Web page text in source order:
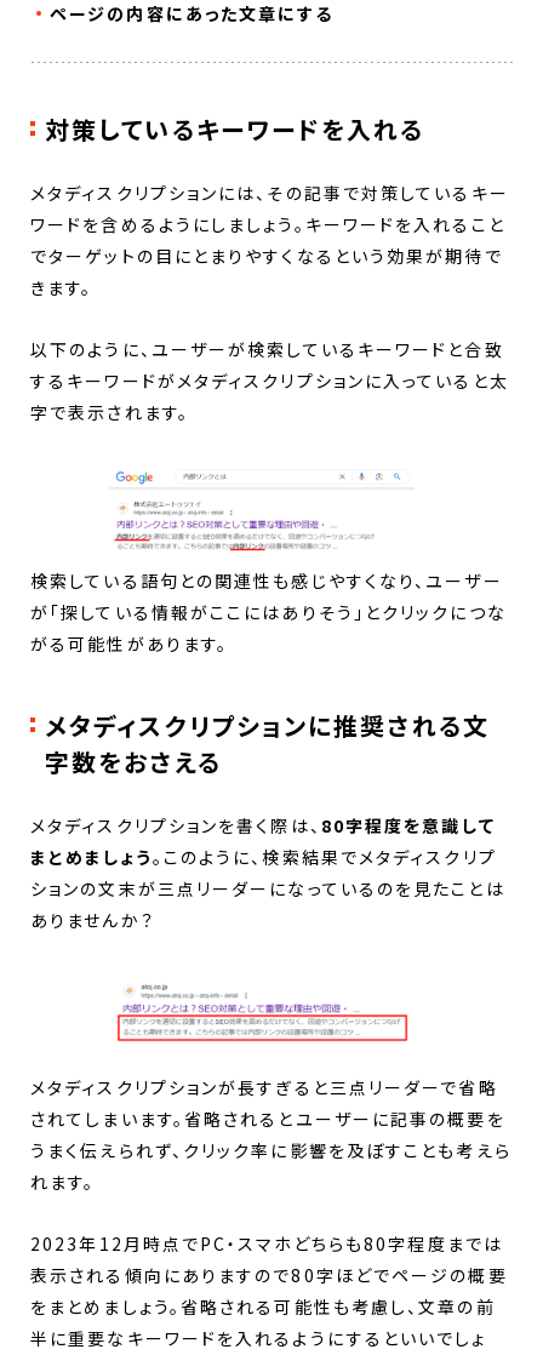
ページの内容にあった文章にする
対策しているキーワードを入れる
メタディスクリプションには、その記事で対策しているキー
ワードを含めるようにしましょう。キーワードを入れること
でターゲットの目にとまりやすくなるという効果が期待で
きます。
以下のように、ユーザーが検索しているキーワードと合致
するキーワードがメタディスクリプションに入っていると太
字で表示されます。
検索している語句との関連性も感じやすくなり、ユーザー
が「探している情報がここにはありそう」とクリックにつな
がる可能性があります。
メタディスクリプションに推奨される文
字数をおさえる
メタディスクリプションを書く際は、 80字程度を意識して
まとめましょう。このように、検索結果でメタディスクリプ
ションの文末が三点リーダーになっているのを見たことは
ありませんか？
メタディスクリプションが長すぎると三点リーダーで省略
されてしまいます。省略されるとユーザーに記事の概要を
うまく伝えられず、クリック率に影響を及ぼすことも考えら
れます。
2023年12月時点でPC・スマホどちらも80字程度までは
表示される傾向にありますので80字ほどでページの概要
をまとめましょう。省略される可能性も考慮し、文章の前
半に重要なキーワードを入れるようにするといいでしょ